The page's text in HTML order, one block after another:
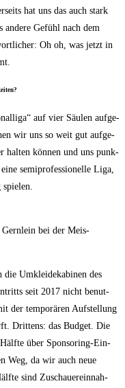
hat uns das auch stark
ande­re Gefühl nach dem
Oh oh, was jetzt in
auf vier Säu­len auf­ge­
wir uns so weit gut auf­ge­
hal­ten kön­nen und uns punk­
semi­pro­fes­sio­nel­le Liga,
Gern­lein bei der Meis­
Umklei­de­ka­bi­nen des
seit 2017 nicht benut­
der tem­po­rä­ren Auf­stel­lung
Drit­tens: das Bud­get. Die
über Spon­so­ring-Ein­
Weg, da wir auch neue
sind Zuschau­er­ein­nah­